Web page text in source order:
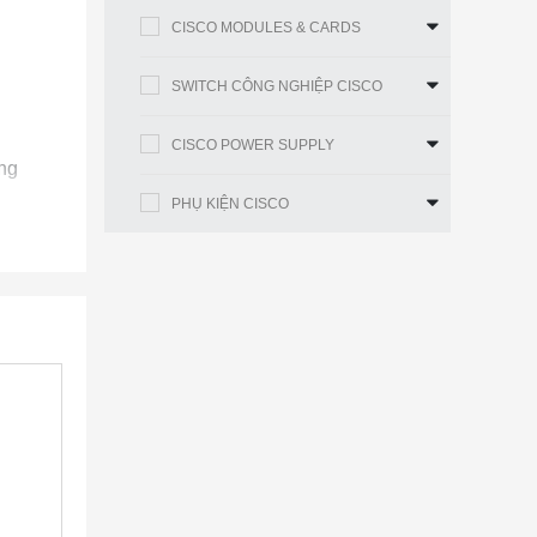
CISCO MODULES & CARDS
SWITCH CÔNG NGHIỆP CISCO
CISCO POWER SUPPLY
PHỤ KIỆN CISCO